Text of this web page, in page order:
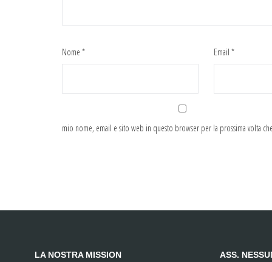
Nome * Email *
mio nome, email e sito web in questo browser per la prossima volta
LA NOSTRA MISSION ASS.